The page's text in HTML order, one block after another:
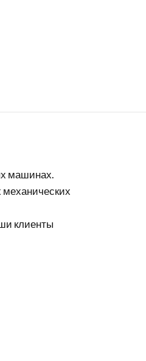
машинах.
механических
клиенты